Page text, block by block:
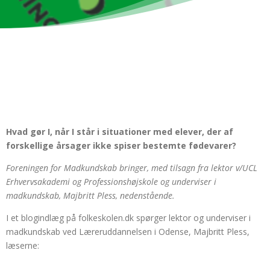
Hvad gør I, når I står i situationer med elever, der af
forskellige årsager ikke spiser bestemte fødevarer?
Foreningen for Madkundskab bringer, med tilsagn fra lektor v/UCL
Erhvervsakademi og Professionshøjskole og underviser i
madkundskab, Majbritt Pless, nedenstående.
I et blogindlæg på folkeskolen.dk spørger lektor og underviser i
madkundskab ved Læreruddannelsen i Odense, Majbritt Pless,
læserne: